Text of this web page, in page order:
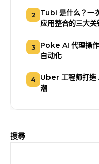
2
Tubi 是什么？一
应用整合的三大关
3
Poke AI 代理操
自动化
4
Uber 工程师打造
潮
搜尋